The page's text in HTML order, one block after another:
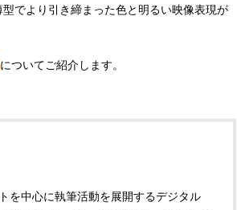
でより引き締まった色と明るい映像表現が
についてご紹介します。
を中心に執筆活動を展開するデジタル